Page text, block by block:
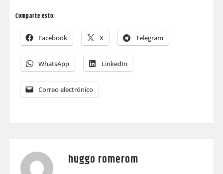
Comparte esto:
Facebook X Telegram
WhatsApp LinkedIn
Correo electrónico
huggo romerom